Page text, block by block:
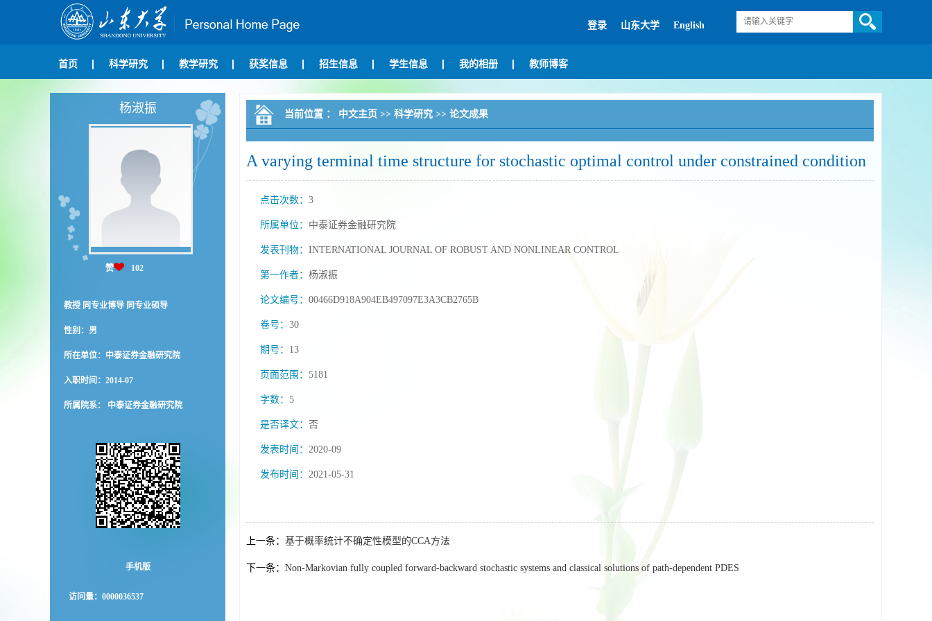
登录 山东大学 English
首页 科学研究 教学研究 获奖信息 招生信息 学生信息 我的相册 教师博客
杨淑振
赞 102
教授 同专业博导 同专业硕导
性别：男
所在单位：中泰证券金融研究院
入职时间：2014-07
所属院系： 中泰证券金融研究院
手机版
访问量： 0000036537
当前位置 ： 中文主页 >> 科学研究 >> 论文成果
A varying terminal time structure for stochastic optimal control under constrained condition
点击次数： 3
所属单位： 中泰证券金融研究院
发表刊物： INTERNATIONAL JOURNAL OF ROBUST AND NONLINEAR CONTROL
第一作者： 杨淑振
论文编号： 00466D918A904EB497097E3A3CB2765B
卷号： 30
期号： 13
页面范围： 5181
字数： 5
是否译文： 否
发表时间： 2020-09
发布时间： 2021-05-31
上一条： 基于概率统计不确定性模型的CCA方法
下一条： Non-Markovian fully coupled forward-backward stochastic systems and classical solutions of path-dependent PDES